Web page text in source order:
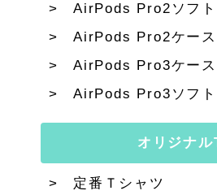
AirPods Pro2ソフト
AirPods Pro2ケー
AirPods Pro3ケース
AirPods Pro3ソフト
オリジナル
定番Ｔシャツ